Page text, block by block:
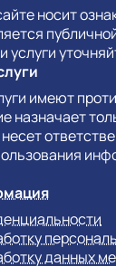
носит
услуги
имеют
назначает
данных